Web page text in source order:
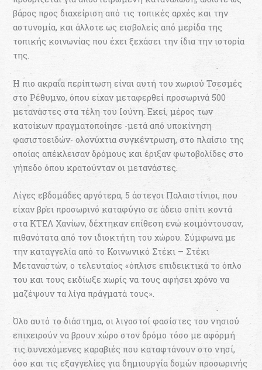
βάρος προς διαχείριση από τις τοπικές αρχές και την
αστυνομία, και άλλοτε ως εισβολείς από μερίδα της
τοπικής κοινωνίας που έχει ξεχάσει την ίδια την ιστορία
της.
Η πιο ακραία περίπτωση είναι αυτή του χωριού Τσεσμές
στο Ρέθυμνο, όπου είχαν μεταφερθεί προσωρινά 500
μετανάστες στα τέλη του Ιούνη. Εκεί, μέρος των
κατοίκων πραγματοποίησε -μετά από υποκίνηση
φασιστοειδών- ολονύχτια συγκέντρωση, στο πλαίσιο της
οποίας απέκλεισαν δρόμους και έριξαν φωτοβολίδες στο
γήπεδο όπου κρατούνταν οι μετανάστες.
Λίγες εβδομάδες αργότερα, 5 άστεγοι Παλαιστίνιοι, που
είχαν βρει προσωρινό καταφύγιο σε άδειο σπίτι κοντά
στα ΚΤΕΛ Χανίων, δέχτηκαν επίθεση ενώ κοιμόντουσαν,
πιθανότατα από τον ιδιοκτήτη του χώρου. Σύμφωνα με
την καταγγελία από το Κοινωνικό Στέκι – Στέκι
Μεταναστών, ο τελευταίος «όπλισε επιδεικτικά το όπλο
του και τους εκδίωξε χωρίς να τους αφήσει χρόνο να
μαζέψουν τα λίγα πράγματά τους».
Όλο αυτό το διάστημα, οι λιγοστοί φασίστες του νησιού
επιχειρούν να βρουν χώρο στον δρόμο τόσο με αφορμή
τις συνεχόμενες καραβιές που καταφτάνουν στο νησί,
όσο και τις εξαγγελίες για δημιουργία δομών προσωρινής